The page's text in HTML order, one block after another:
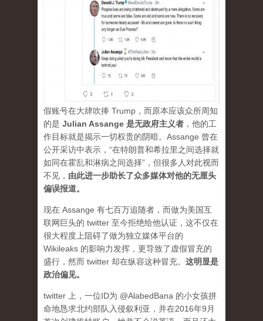
假账号在大肆吹捧 Trump，而原本应该众所周知
的是 Julian Assange 是无政府主义者 ，他的工
作目标就是揭示一切权贵的阴暗。Assange 曾在
公开采访中表示，“在特朗普和希拉里之间选择就
如同在霍乱和淋病之间选择”，但很多人对此视而
不见， 由此进一步助长了众多媒体对他的无厘头
偏误报道。
现在 Assange 有七百万追随者，而做为美国互
联网巨头的 twitter 至今拒绝给他认证，这不仅在
很大程度上阻碍了做为独立媒体平台的
Wikileaks 的影响力发挥，更导致了虚假冒充的
盛行，然而 twitter 却在纵容这种冒充。 这明显是
政治偏见。
twitter 上，一位ID为 @AlabedBana 的小女孩拼
命地恳求北约部队入侵叙利亚，并在2016年9月